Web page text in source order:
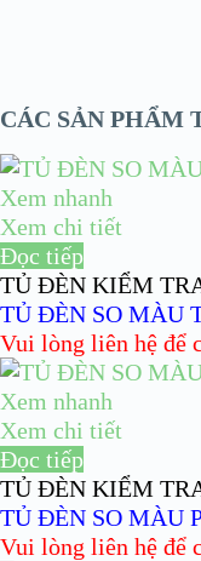
CÁC SẢN PHẨM
Xem nhanh
Xem chi tiết
Đọc tiếp
TỦ ĐÈN KIỂM
TỦ ĐÈN SO MÀU
Vui lòng liên hệ để
Xem nhanh
Xem chi tiết
Đọc tiếp
TỦ ĐÈN KIỂM
TỦ ĐÈN SO MÀU
Vui lòng liên hệ để